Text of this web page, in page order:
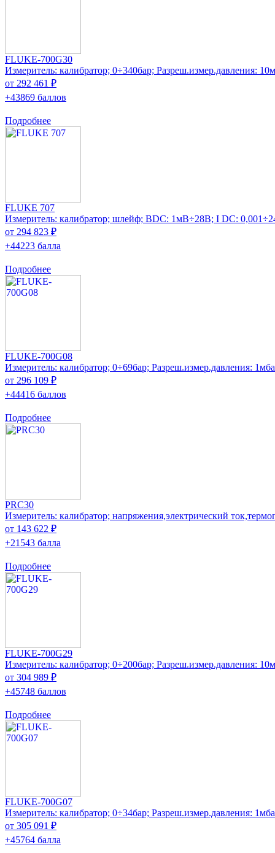
FLUKE-700G30
Измеритель: калибратор; 0÷340бар; Разреш.измер.давления:
от 292 461 ₽
+43869 баллов
Подробнее
FLUKE 707
Измеритель: калибратор; шлейф; ВDC: 1мВ÷28В; I DC:
от 294 823 ₽
+44223 балла
Подробнее
FLUKE-700G08
Измеритель: калибратор; 0÷69бар; Разреш.измер.давления:
от 296 109 ₽
+44416 баллов
Подробнее
PRC30
Измеритель: калибратор; напряжения,электрический
от 143 622 ₽
+21543 балла
Подробнее
FLUKE-700G29
Измеритель: калибратор; 0÷200бар; Разреш.измер.давления:
от 304 989 ₽
+45748 баллов
Подробнее
FLUKE-700G07
Измеритель: калибратор; 0÷34бар; Разреш.измер.давления:
от 305 091 ₽
+45764 балла